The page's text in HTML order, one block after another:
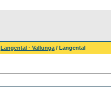
Langental · Vallunga / Langental